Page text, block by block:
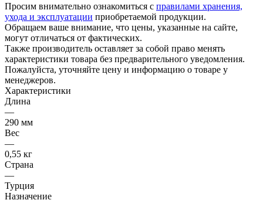
Просим внимательно ознакомиться с правилами хранения,
ухода и эксплуатации приобретаемой продукции.
Обращаем ваше внимание, что цены, указанные на сайте,
могут отличаться от фактических.
Также производитель оставляет за собой право менять
характеристики товара без предварительного уведомления.
Пожалуйста, уточняйте цену и информацию о товаре у
менеджеров.
Характеристики
Длина
—
290 мм
Вес
—
0,55 кг
Страна
—
Турция
Назначение